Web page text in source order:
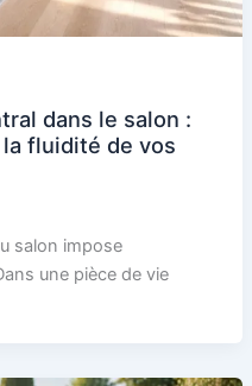
dans le salon :
fluidité de vos
salon impose
une pièce de vie